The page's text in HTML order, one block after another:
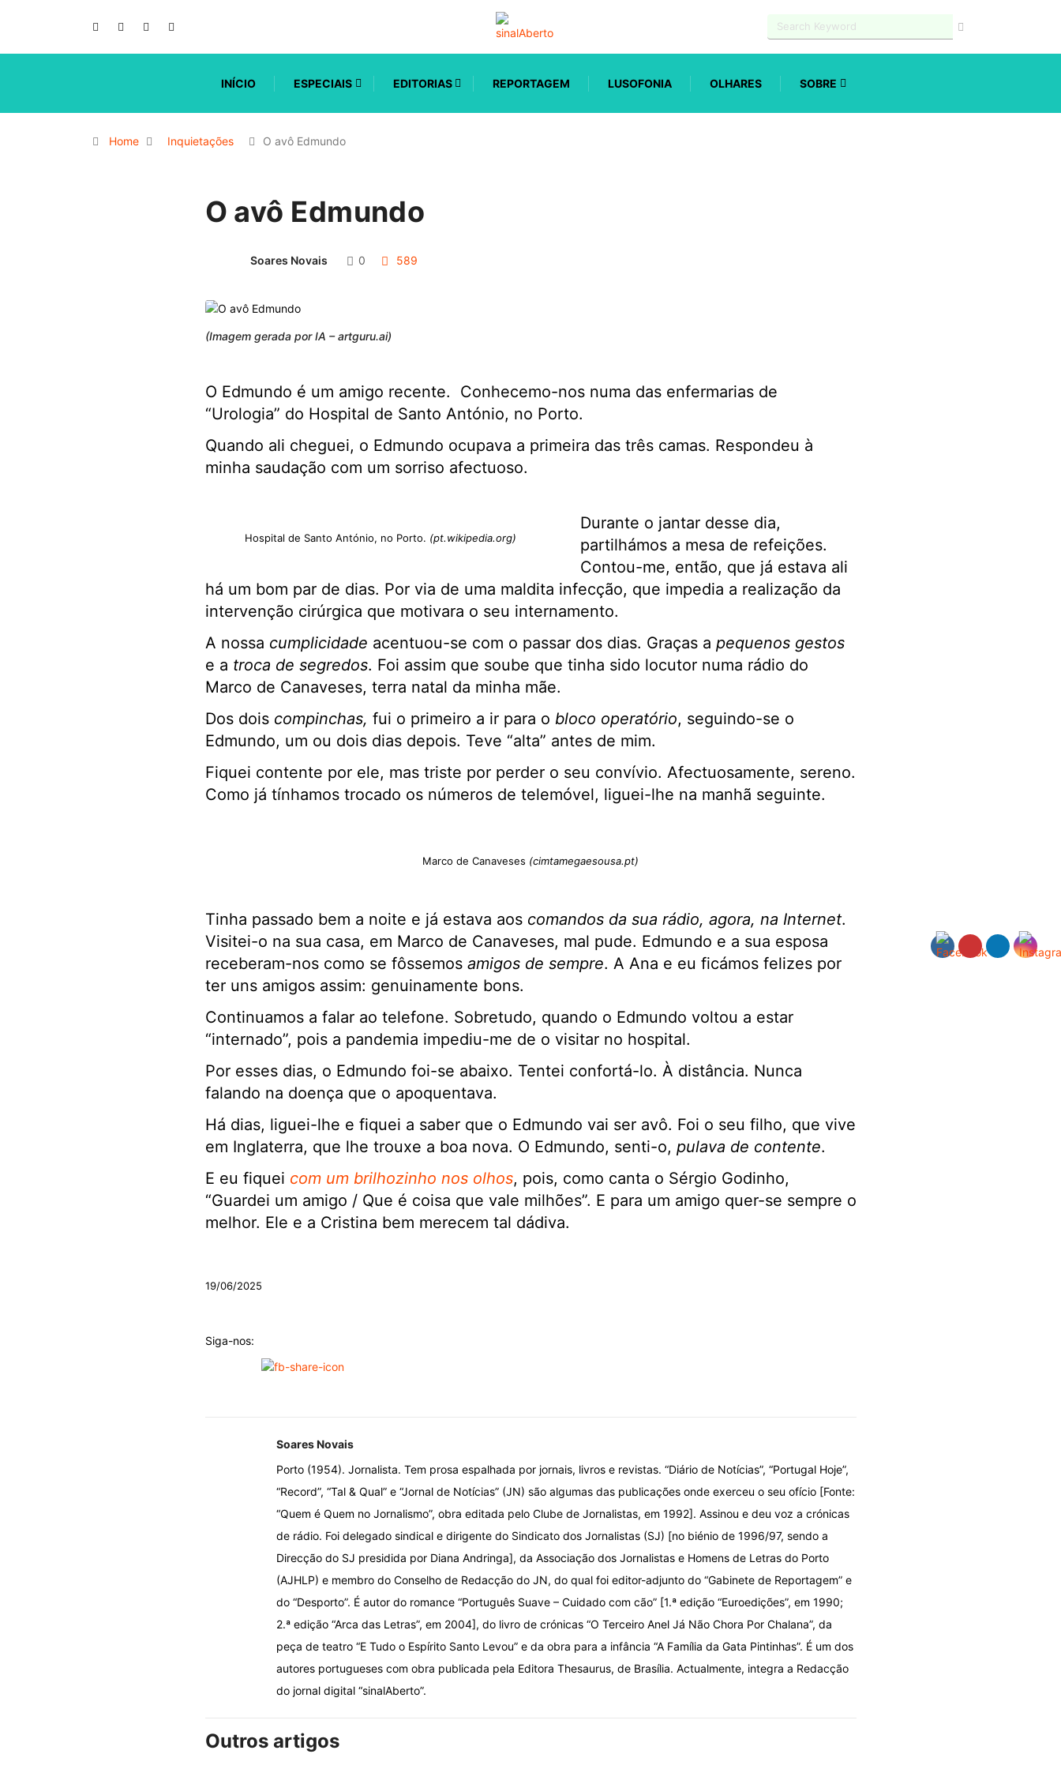
INÍCIO ESPECIAIS EDITORIAS REPORTAGEM LUSOFONIA OLHARES SOBRE
Home Inquietações O avô Edmundo
O avô Edmundo
Soares Novais 0 589
(Imagem gerada por IA – artguru.ai)
O Edmundo é um amigo recente. Conhecemo-nos numa das enfermarias de
“Urologia” do Hospital de Santo António, no Porto.
Quando ali cheguei, o Edmundo ocupava a primeira das três camas. Respondeu à
minha saudação com um sorriso afectuoso.
Hospital de Santo António, no Porto. (pt.wikipedia.org)
Durante o jantar desse dia,
partilhámos a mesa de refeições.
Contou-me, então, que já estava ali
há um bom par de dias. Por via de uma maldita infecção, que impedia a realização da
intervenção cirúrgica que motivara o seu internamento.
A nossa cumplicidade acentuou-se com o passar dos dias. Graças a pequenos gestos
e a troca de segredos. Foi assim que soube que tinha sido locutor numa rádio do
Marco de Canaveses, terra natal da minha mãe.
Dos dois compinchas, fui o primeiro a ir para o bloco operatório, seguindo-se o
Edmundo, um ou dois dias depois. Teve “alta” antes de mim.
Fiquei contente por ele, mas triste por perder o seu convívio. Afectuosamente, sereno.
Como já tínhamos trocado os números de telemóvel, liguei-lhe na manhã seguinte.
Marco de Canaveses (cimtamegaesousa.pt)
Tinha passado bem a noite e já estava aos comandos da sua rádio, agora, na Internet.
Visitei-o na sua casa, em Marco de Canaveses, mal pude. Edmundo e a sua esposa
receberam-nos como se fôssemos amigos de sempre. A Ana e eu ficámos felizes por
ter uns amigos assim: genuinamente bons.
Continuamos a falar ao telefone. Sobretudo, quando o Edmundo voltou a estar
“internado”, pois a pandemia impediu-me de o visitar no hospital.
Por esses dias, o Edmundo foi-se abaixo. Tentei confortá-lo. À distância. Nunca
falando na doença que o apoquentava.
Há dias, liguei-lhe e fiquei a saber que o Edmundo vai ser avô. Foi o seu filho, que vive
em Inglaterra, que lhe trouxe a boa nova. O Edmundo, senti-o, pulava de contente.
E eu fiquei com um brilhozinho nos olhos, pois, como canta o Sérgio Godinho,
“Guardei um amigo / Que é coisa que vale milhões”. E para um amigo quer-se sempre o
melhor. Ele e a Cristina bem merecem tal dádiva.
19/06/2025
Siga-nos:
Soares Novais
Porto (1954). Jornalista. Tem prosa espalhada por jornais, livros e revistas. “Diário de Notícias”, “Portugal Hoje”,
“Record”, “Tal & Qual” e “Jornal de Notícias” (JN) são algumas das publicações onde exerceu o seu ofício [Fonte:
“Quem é Quem no Jornalismo”, obra editada pelo Clube de Jornalistas, em 1992]. Assinou e deu voz a crónicas
de rádio. Foi delegado sindical e dirigente do Sindicato dos Jornalistas (SJ) [no biénio de 1996/97, sendo a
Direcção do SJ presidida por Diana Andringa], da Associação dos Jornalistas e Homens de Letras do Porto
(AJHLP) e membro do Conselho de Redacção do JN, do qual foi editor-adjunto do “Gabinete de Reportagem” e
do “Desporto”. É autor do romance “Português Suave – Cuidado com cão” [1.ª edição “Euroedições”, em 1990;
2.ª edição “Arca das Letras”, em 2004], do livro de crónicas “O Terceiro Anel Já Não Chora Por Chalana”, da
peça de teatro “E Tudo o Espírito Santo Levou” e da obra para a infância “A Família da Gata Pintinhas”. É um dos
autores portugueses com obra publicada pela Editora Thesaurus, de Brasília. Actualmente, integra a Redacção
do jornal digital “sinalAberto”.
Outros artigos